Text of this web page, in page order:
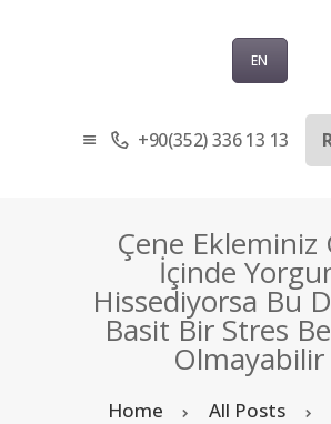
EN
+90(352) 336 13 13
Çene Ekleminiz
İçinde
Hissediyorsa Bu
Basit Bir Stres
Olmayabilir
Home All Posts
SAĞLIK TURIZMI
TEDAVILER
BLOG
SORU-CEVAP
İLETIŞIM